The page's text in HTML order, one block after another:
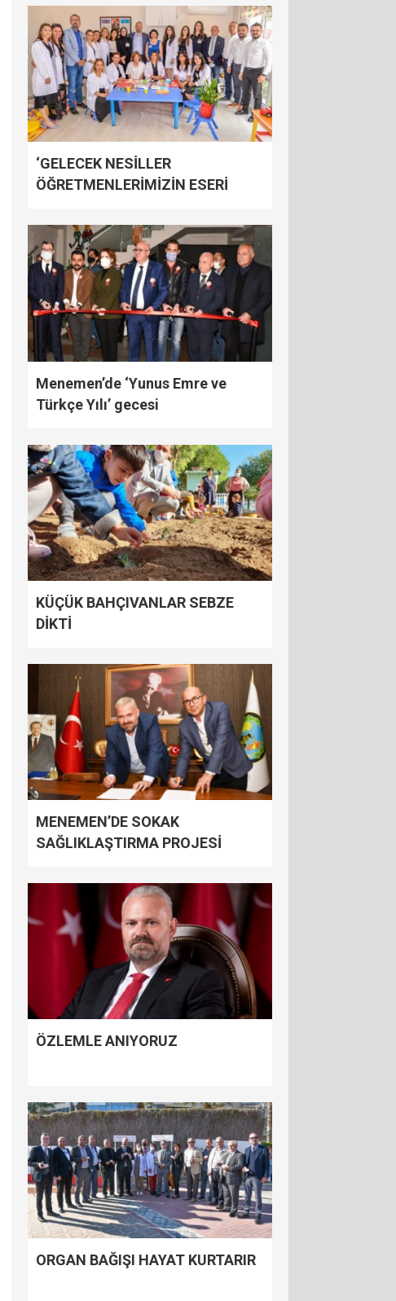
‘GELECEK NESİLLER
ÖĞRETMENLERİMİZİN ESERİ
Menemen’de ‘Yunus Emre ve
Türkçe Yılı’ gecesi
KÜÇÜK BAHÇIVANLAR SEBZE
DİKTİ
MENEMEN’DE SOKAK
SAĞLIKLAŞTIRMA PROJESİ
ÖZLEMLE ANIYORUZ
ORGAN BAĞIŞI HAYAT KURTARIR